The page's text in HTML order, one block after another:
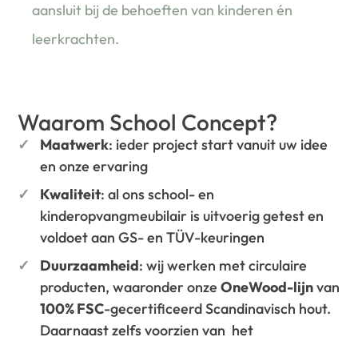
aansluit bij de behoeften van kinderen én
leerkrachten.
Waarom School Concept?
Maatwerk: ieder project start vanuit uw idee
en onze ervaring
Kwaliteit: al ons school- en
kinderopvangmeubilair is uitvoerig getest en
voldoet aan GS- en TÜV-keuringen
Duurzaamheid: wij werken met circulaire
producten, waaronder onzeOneWood-lijnvan
100% FSC-gecertificeerd Scandinavisch hout.
Daarnaast zelfs voorzien van het